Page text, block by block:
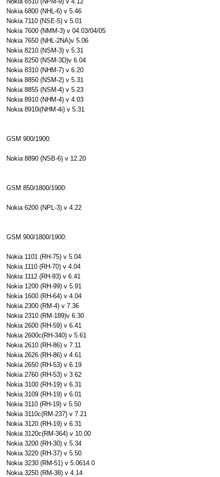
Nokia 6800 (NHL-6) v 5.46
Nokia 7110 (NSE-5) v 5.01
Nokia 7600 (NMM-3) v 04.03/04/05
Nokia 7650 (NHL-2NA)v 5.06
Nokia 8210 (NSM-3) v 5.31
Nokia 8250 (NSM-3D)v 6.04
Nokia 8310 (NHM-7) v 6.20
Nokia 8850 (NSM-2) v 5.31
Nokia 8855 (NSM-4) v 5.23
Nokia 8910 (NHM-4) v 4.03
Nokia 8910i(NHM-4i) v 5.31
GSM 900/1900:
Nokia 8890 (NSB-6) v 12.20
GSM 850/1800/1900:
Nokia 6200 (NPL-3) v 4.22
GSM 900/1800/1900:
Nokia 1101 (RH-75) v 5.04
Nokia 1110 (RH-70) v 4.04
Nokia 1112 (RH-93) v 6.41
Nokia 1200 (RH-99) v 5.91
Nokia 1600 (RH-64) v 4.04
Nokia 2300 (RM-4) v 7.36
Nokia 2310 (RM-189)v 6.30
Nokia 2600 (RH-59) v 6.41
Nokia 2600c(RH-340) v 5.61
Nokia 2610 (RH-86) v 7.11
Nokia 2626 (RH-86) v 4.61
Nokia 2650 (RH-53) v 6.19
Nokia 2760 (RH-53) v 3.62
Nokia 3100 (RH-19) v 6.31
Nokia 3109 (RH-19) v 6.01
Nokia 3110 (RH-19) v 5.50
Nokia 3110c(RM-237) v 7.21
Nokia 3120 (RH-19) v 6.31
Nokia 3120c(RM-364) v 10.00
Nokia 3200 (RH-30) v 5.34
Nokia 3220 (RH-37) v 5.50
Nokia 3230 (RM-51) v 5.0614.0
Nokia 3250 (RM-38) v 4.14